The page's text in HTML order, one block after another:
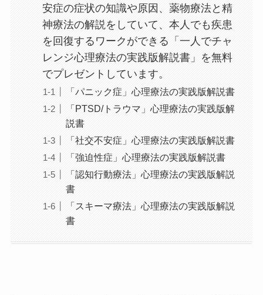
安症の症状の知識や原因、薬物療法と精
神療法の解説をしていて、本人でも疾患
を回復するワークができる「一人でチャ
レンジ心理療法の実践版解説書」を無料
でプレゼントしています。
「パニック症」心理療法の実践版解説書
「PTSD/トラウマ」心理療法の実践版解
説書
「社交不安症」心理療法の実践版解説書
「強迫性症」心理療法の実践版解説書
「認知行動療法」心理療法の実践版解説
書
「スキーマ療法」心理療法の実践版解説
書